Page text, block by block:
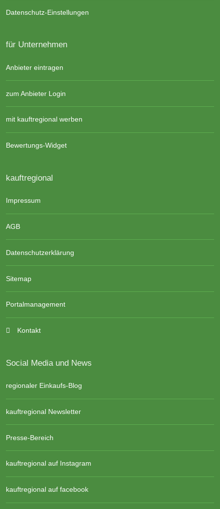
Datenschutz-Einstellungen
für Unternehmen
Anbieter eintragen
zum Anbieter Login
mit kauftregional werben
Bewertungs-Widget
kauftregional
Impressum
AGB
Datenschutzerklärung
Sitemap
Portalmanagement
Kontakt
Social Media und News
regionaler Einkaufs-Blog
kauftregional Newsletter
Presse-Bereich
kauftregional auf Instagram
kauftregional auf facebook